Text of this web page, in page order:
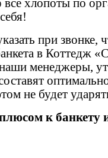
все хлопоты по
при звонке,
в Коттедж
менеджеры,
не будет
к банкету